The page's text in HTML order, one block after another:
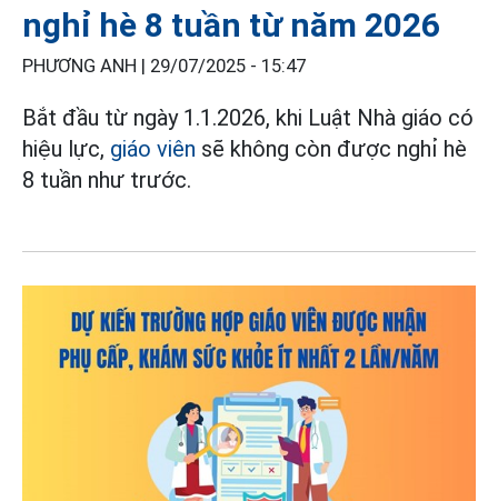
nghỉ hè 8 tuần từ năm 2026
PHƯƠNG ANH | 29/07/2025 - 15:47
Bắt đầu từ ngày 1.1.2026, khi Luật Nhà giáo có
hiệu lực, giáo viên sẽ không còn được nghỉ hè
8 tuần như trước.